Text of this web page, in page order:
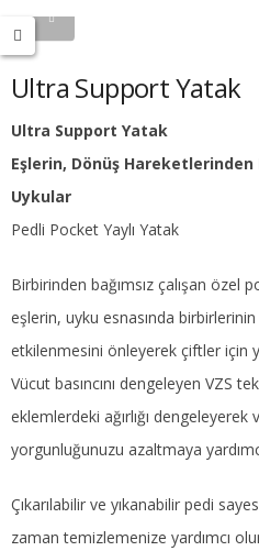
Ultra Support Yatak
Ultra Support Yatak
Eşlerin, Dönüş
Uykular
Pedli Pocket Yaylı Yatak
Birbirinden bağımsız çalışan özel
eşlerin, uyku esnasında
etkilenmesini önleyerek çiftler için
Vücut basıncını dengeleyen VZS
eklemlerdeki ağırlığı
yorgunluğunuzu azaltmaya
Çıkarılabilir ve yıkanabilir pedi
zaman temizlemenize yardımcı